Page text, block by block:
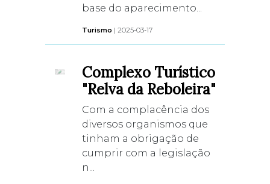
base do aparecimento...
Turismo | 2025-03-17
Complexo Turístico
"Relva da Reboleira"
Com a complacência dos
diversos organismos que
tinham a obrigação de
cumprir com a legislação
n...